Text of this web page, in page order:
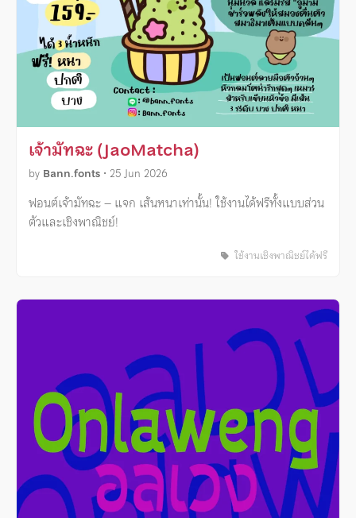
เจ้ามัทฉะ (JaoMatcha)
by Bann.fonts • 25 Jun 2026
ฟอนต์เจ้ามัทฉะ – แจก เส้นหนาเท่านั้น! ใช้งานได้ฟรีทั้งแบบส่วน
ตัวและเชิงพาณิชย์!
ใช้งานเชิงพาณิชย์ได้ฟรี